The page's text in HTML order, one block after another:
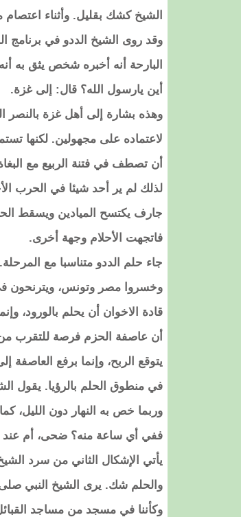
الشيخ كشك بقليل. وأثناء
وقد روى الشيخ الددو في برنامج
البارحة أنه أخبره شخص يثق به
أين يارسول الله؟ قال: إلى غزة.
وهذه بشارة إلى أهل غزة بالنصر
لاعتماده على مجهولين. لكنها
أن تصطف في فتنة الربيع مع
لذلك لم ير أحد شيئا في الحرب
جارف يكتسح الميادين ويسقط
فاتجهت الأحلام وجهة أخرى.
جاء حلم الددو متناسبا مع
وخسروا مصر وتونس، ويترنحون
قادة الاخوان أن يحلم بالورود،
أن عاصفة الحزم فرصة للتقرب
يتوقع الربح، وإنما برفع
في منطوق الحلم بالرؤيا. يقول
وربما خص به النهار دون الليل،
ففي أي ساعة منه؟ ضحى، أم عند
يأتي الإشكال الثاني من سرد
والحلم شك. يرى الشيخ النبي
وكأننا في مسجد من مساجد